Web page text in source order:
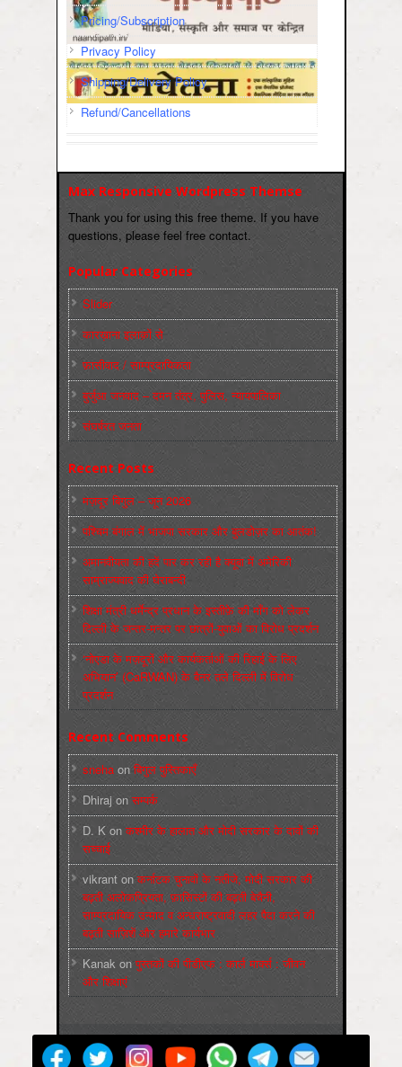
Pricing/Subscription
Privacy Policy
Shipping/Delivery Policy
Refund/Cancellations
Max Responsive Wordpress Themse
Thank you for using this free theme. If you have
questions, please feel free contact.
Popular Categories
Slider
कारख़ाना इलाक़ों से
फ़ासीवाद / साम्‍प्रदायिकता
बुर्जुआ जनवाद – दमन तंत्र, पुलिस, न्‍यायपालिका
संघर्षरत जनता
Recent Posts
मज़दूर बिगुल – जून 2026
पश्चिम बंगाल में भाजपा सरकार और बुलडोज़र का आतंक!
अमानवीयता की हदें पार कर रही है क्यूबा में अमेरिकी
साम्राज्यवाद की घेराबन्दी
शिक्षा मंत्री धर्मेन्द्र प्रधान के इस्तीफ़े की माँग को लेकर
दिल्ली के जन्तर-मन्तर पर छात्रों-युवाओं का विरोध प्रदर्शन
‘नोएडा के मज़दूरों और कार्यकर्ताओं की रिहाई के लिए
अभियान’ (CaRWAN) के बैनर तले दिल्ली में विरोध
प्रदर्शन
Recent Comments
sneha on बिगुल पुस्तिकाएँ
Dhiraj on सम्पर्क
D. K on कश्मीर के हालात और मोदी सरकार के दावों की
सच्चाई
vikrant onकर्नाटक चुनावों के नतीजे, मोदी सरकार की
बढ़ती अलोकप्रियता, फ़ासिस्टों की बढ़ती बेचैनी,
साम्प्रदायिक उन्माद व अन्धराष्ट्रवादी लहर पैदा करने की
बढ़ती साज़िशें और हमारे कार्यभार
Kanak onपुस्‍तकों की पीडीएफ : कार्ल मार्क्‍स : जीवन
और शिक्षाएं
मज़दूर बिगुल Powered by
WordPress
Max Magazine Theme was created by